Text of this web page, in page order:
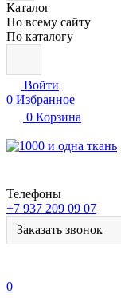
Каталог
По всему сайту
По каталогу
Войти
0 Избранное
0 Корзина
Телефоны
+7 937 209 09 07
Заказать звонок
0